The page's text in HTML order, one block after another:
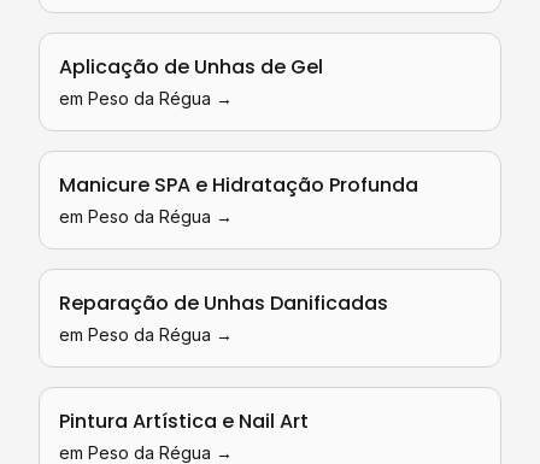
Aplicação de Unhas de Gel
em Peso da Régua →
Manicure SPA e Hidratação Profunda
em Peso da Régua →
Reparação de Unhas Danificadas
em Peso da Régua →
Pintura Artística e Nail Art
em Peso da Régua →